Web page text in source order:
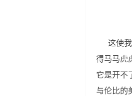
这使我
得马马虎
它是开不
与伦比的